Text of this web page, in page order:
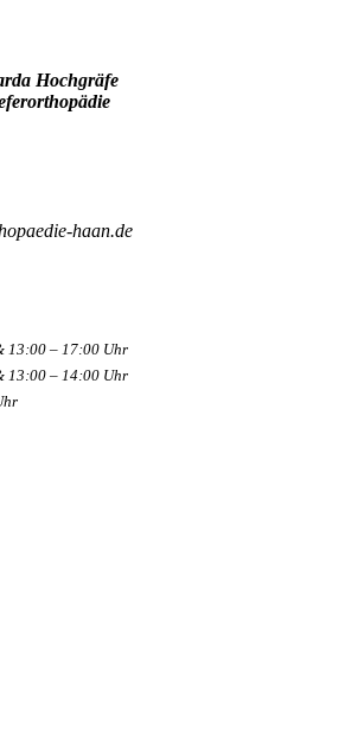
Hochgräfe
haan.de
13:00 – 17:00 Uhr
13:00 – 14:00 Uhr